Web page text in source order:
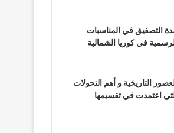
التصفيق في المناسبات
في كوريا الشمالية
التاريخية و أهم التحولات
اعتمدت في تقسيمها